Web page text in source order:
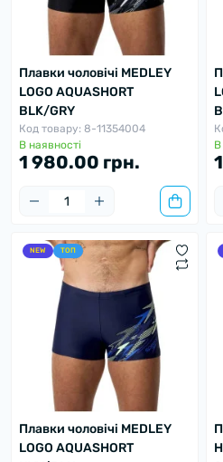
Плавки чоловічі MEDLEY
LOGO AQUASHORT
BLK/GRY
Код товару: 8-11354004
В наявності
1 980.00 грн.
В
NEW ТОП
Плавки чоловічі MEDLEY
LOGO AQUASHORT